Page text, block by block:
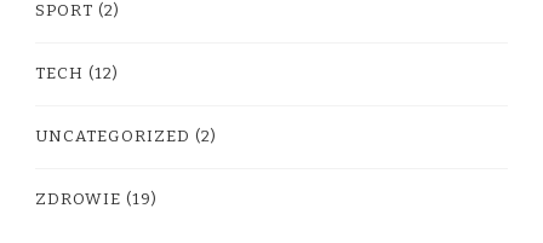
SPORT (2)
TECH (12)
UNCATEGORIZED (2)
ZDROWIE (19)